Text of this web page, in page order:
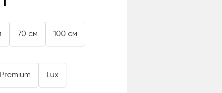
70 см 100 см
Premium Lux